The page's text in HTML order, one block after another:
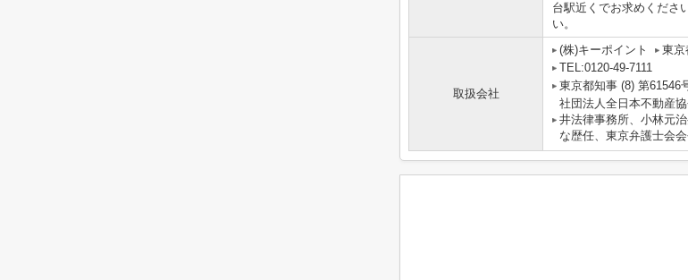
台駅近くでお求めくださ
い。
取扱会社
(株)キーポイント
東京
TEL:0120-49-7111
東京都知事 (8) 第
社団法人全日本不動産
井法律事務所、小林元
な歴任、東京弁護士会